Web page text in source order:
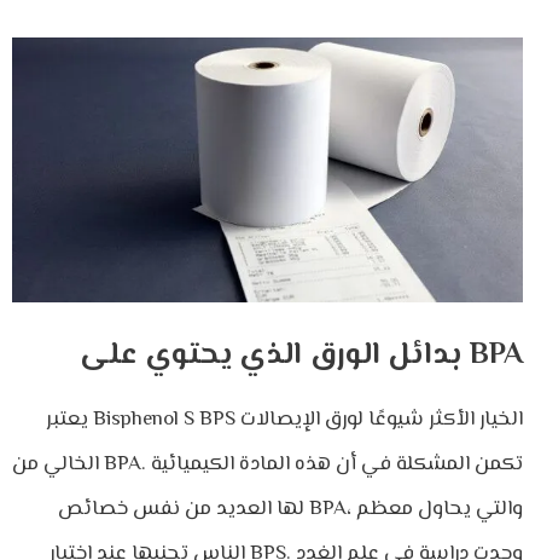
بدائل الورق الذي يحتوي على BPA
يعتبر Bisphenol S BPS الخيار الأكثر شيوعًا لورق الإيصالات
الخالي من BPA. تكمن المشكلة في أن هذه المادة الكيميائية
لها العديد من نفس خصائص BPA، والتي يحاول معظم
الناس تجنبها عند اختيار BPS. وجدت دراسة في علم الغدد